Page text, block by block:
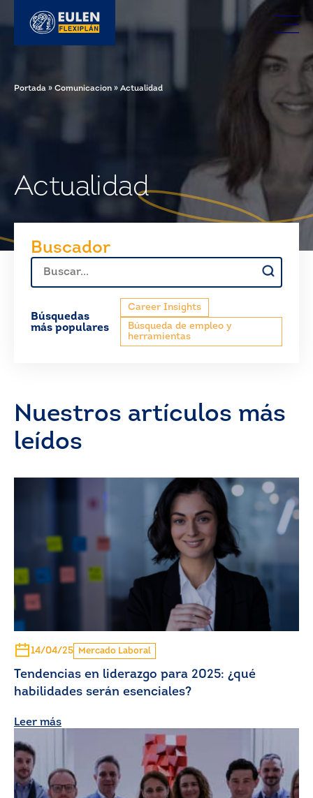
Portada » Comunicacion » Actualidad
Actualidad
Buscador
Buscar:
Búsquedas
más populares
Career Insights
Búsqueda de empleo y
herramientas
Nuestros artículos más
leídos
14/04/25 Mercado Laboral
Tendencias en liderazgo para 2025: ¿qué
habilidades serán esenciales?
Leer más